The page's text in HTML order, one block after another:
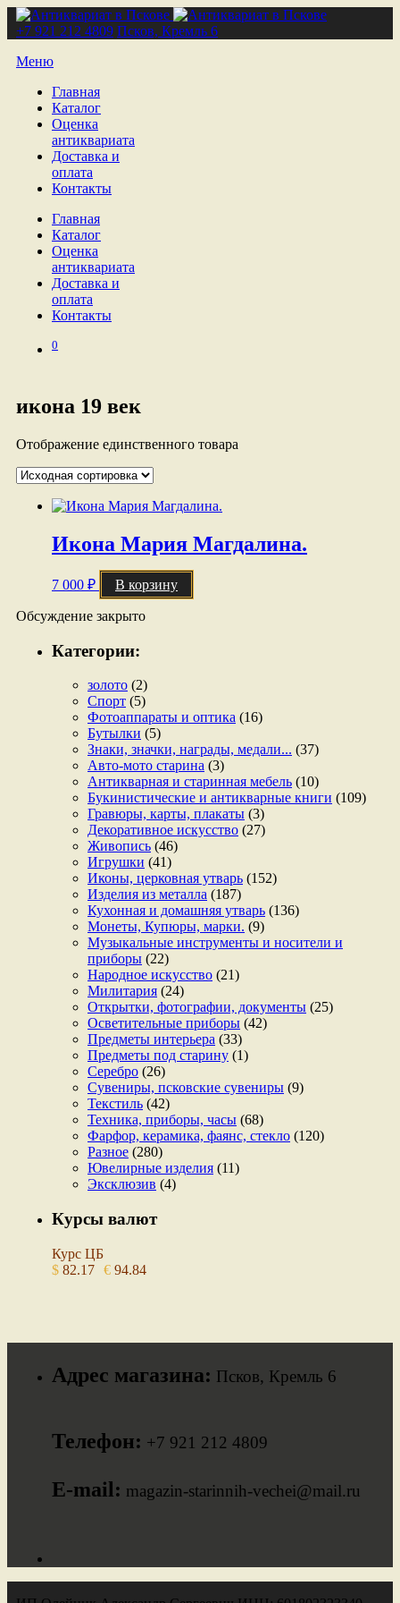
+7 921 212 4809 Псков, Кремль 6
Меню
Главная
Каталог
Оценка
антиквариата
Доставка и
оплата
Контакты
Главная
Каталог
Оценка
антиквариата
Доставка и
оплата
Контакты
0
икона 19 век
Отображение единственного товара
Икона Мария Магдалина.
7 000 ₽ В корзину
Обсуждение закрыто
Категории:
золото (2)
Спорт (5)
Фотоаппараты и оптика (16)
Бутылки (5)
Знаки, значки, награды, медали... (37)
Авто-мото старина (3)
Антикварная и старинная мебель (10)
Букинистические и антикварные книги (109)
Гравюры, карты, плакаты (3)
Декоративное искусство (27)
Живопись (46)
Игрушки (41)
Иконы, церковная утварь (152)
Изделия из металла (187)
Кухонная и домашняя утварь (136)
Монеты, Купюры, марки. (9)
Музыкальные инструменты и носители и
приборы (22)
Народное искусство (21)
Милитария (24)
Открытки, фотографии, документы (25)
Осветительные приборы (42)
Предметы интерьера (33)
Предметы под старину (1)
Серебро (26)
Сувениры, псковские сувениры (9)
Текстиль (42)
Техника, приборы, часы (68)
Фарфор, керамика, фаянс, стекло (120)
Разное (280)
Ювелирные изделия (11)
Эксклюзив (4)
Курсы валют
Курс ЦБ
$ 82.17 € 94.84
Адрес магазина: Псков, Кремль 6
Телефон: +7 921 212 4809
E-mail: magazin-starinnih-vechei@mail.ru